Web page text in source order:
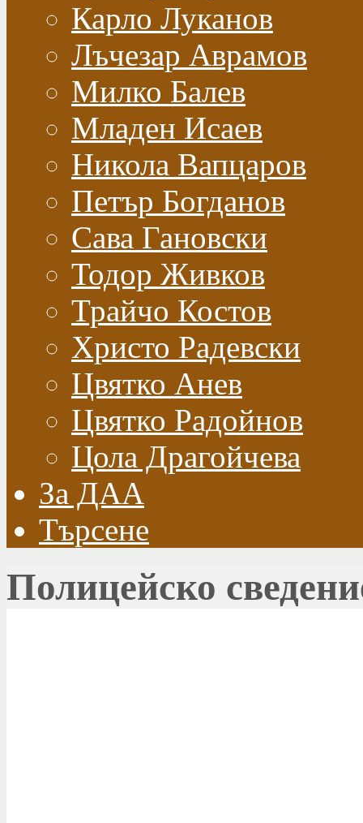
Карло Луканов
Лъчезар Аврамов
Милко Балев
Младен Исаев
Никола Вапцаров
Петър Богданов
Сава Гановски
Тодор Живков
Трайчо Костов
Христо Радевски
Цвятко Анев
Цвятко Радойнов
Цола Драгойчева
За ДАА
Търсене
Полицейско